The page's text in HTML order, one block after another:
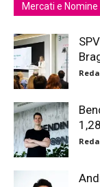
Mercati e Nomine